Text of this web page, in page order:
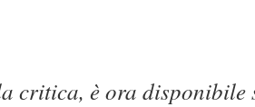
critica, è ora disponibile